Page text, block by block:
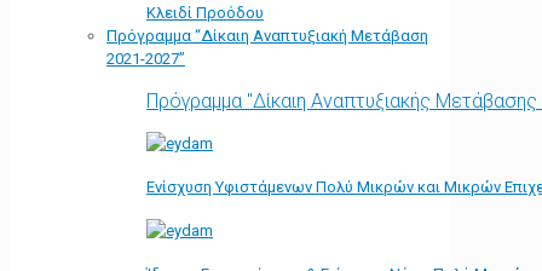
Κλειδί Προόδου
Πρόγραμμα “Δίκαιη Αναπτυξιακή Μετάβαση
2021-2027”
Πρόγραμμα "Δίκαιη Αναπτυξιακής
Ενίσχυση Υφιστάμενων Πολύ Μικρών και Μικρών